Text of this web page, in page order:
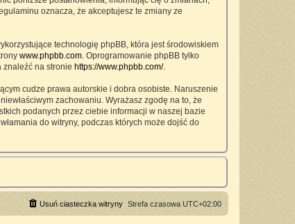
oznacza, że akceptujesz te zmiany ze
technologię phpBB, która jest środowiskiem
www.phpbb.com . Oprogramowanie phpBB tylko
znaleźć na stronie https://www.phpbb.com/.
cudze prawa autorskie i dobra osobiste. Naruszenie
zachowaniu. Wyrażasz zgodę na to, że
podanych przez ciebie informacji w naszej bazie
do witryny, podczas których może dojść do
Strefa czasowa UTC+02:00
Usuń ciasteczka witryny